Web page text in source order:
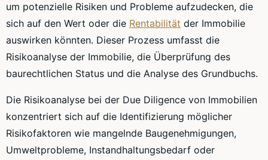
um potenzielle Risiken und Probleme aufzudecken, die
sich auf den Wert oder die Rentabilität der Immobilie
auswirken könnten. Dieser Prozess umfasst die
Risikoanalyse der Immobilie, die Überprüfung des
baurechtlichen Status und die Analyse des Grundbuchs.
Die Risikoanalyse bei der Due Diligence von Immobilien
konzentriert sich auf die Identifizierung möglicher
Risikofaktoren wie mangelnde Baugenehmigungen,
Umweltprobleme, Instandhaltungsbedarf oder